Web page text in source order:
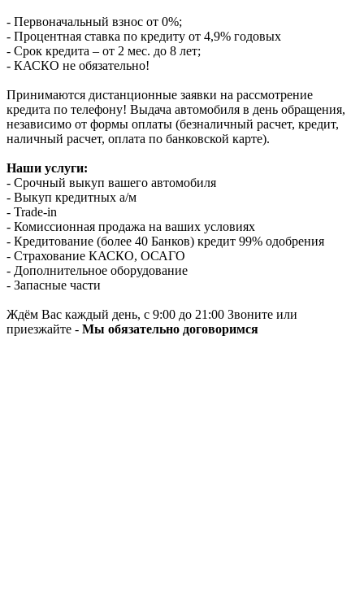
- Первоначальный взнос от 0%;
- Процентная ставка по кредиту от 4,9% годовых
- Срок кредита – от 2 мес. до 8 лет;
- КАСКО не обязательно!
Принимаются дистанционные заявки на рассмотрение
кредита по телефону! Выдача автомобиля в день обращения,
независимо от формы оплаты (безналичный расчет, кредит,
наличный расчет, оплата по банковской карте).
Наши услуги:
- Срочный выкуп вашего автомобиля
- Выкуп кредитных а/м
- Trade-in
- Комиссионная продажа на ваших условиях
- Кредитование (более 40 Банков) кредит 99% одобрения
- Страхование КАСКО, ОСАГО
- Дополнительное оборудование
- Запасные части
Ждём Вас каждый день, с 9:00 до 21:00 Звоните или
приезжайте - Мы обязательно договоримся